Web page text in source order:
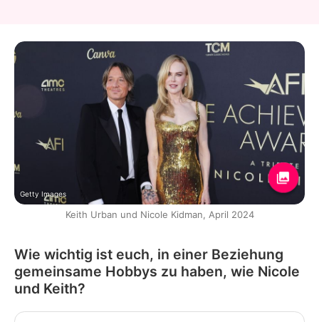
Getty Images
Keith Urban und Nicole Kidman, April 2024
Wie wichtig ist euch, in einer Beziehung
gemeinsame Hobbys zu haben, wie Nicole
und Keith?